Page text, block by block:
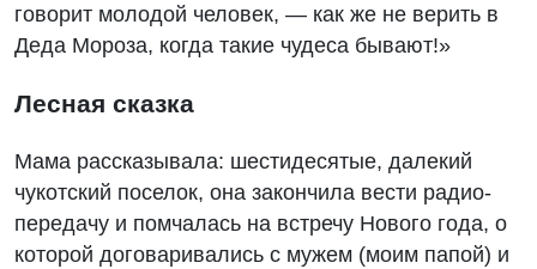
говорит молодой человек, — как же не верить в
Деда Мороза, когда такие чудеса бывают!»
Лесная сказка
Мама рассказывала: шестидесятые, далекий
чукотский поселок, она закончила вести радио-
передачу и помчалась на встречу Нового года, о
которой договаривались с мужем (моим папой) и